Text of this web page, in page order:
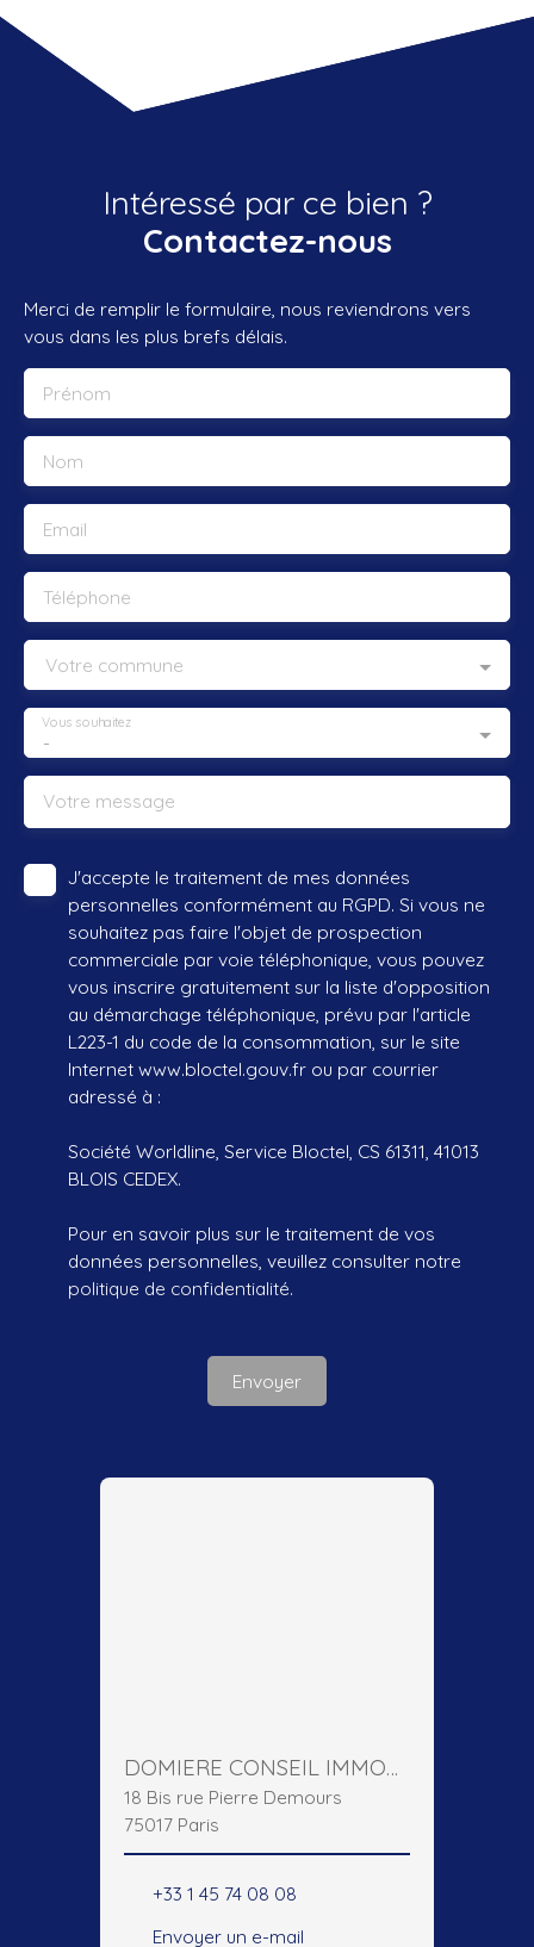
Intéressé par ce bien ?
Contactez-nous
Merci de remplir le formulaire, nous reviendrons vers
vous dans les plus brefs délais.
Prénom
Nom
Email
Téléphone
Votre commune
-
Vous souhaitez
Votre message
J'accepte le traitement de mes données
personnelles conformément au RGPD. Si vous ne
souhaitez pas faire l'objet de prospection
commerciale par voie téléphonique, vous pouvez
vous inscrire gratuitement sur la liste d'opposition
au démarchage téléphonique, prévu par l'article
L223-1 du code de la consommation, sur le site
Internet www.bloctel.gouv.fr ou par courrier
adressé à :
Société Worldline, Service Bloctel, CS 61311, 41013
BLOIS CEDEX.
Pour en savoir plus sur le traitement de vos
données personnelles, veuillez consulter notre
politique de confidentialité.
Envoyer
DOMIERE CONSEIL IMMOBILIER
18 Bis rue Pierre Demours
75017 Paris
+33 1 45 74 08 08
Envoyer un e-mail